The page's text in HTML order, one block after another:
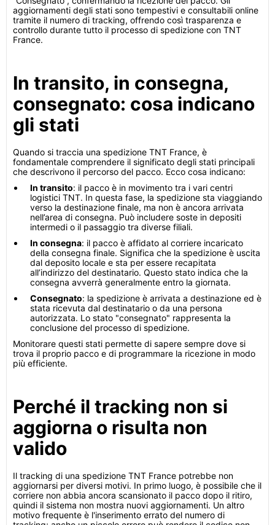
aggiornamenti degli stati sono tempestivi e consultabili online
tramite il numero di tracking, offrendo così trasparenza e
controllo durante tutto il processo di spedizione con TNT
France.
In transito, in consegna,
consegnato: cosa indicano
gli stati
Quando si traccia una spedizione TNT France, è
fondamentale comprendere il significato degli stati principali
che descrivono il percorso del pacco. Ecco cosa indicano:
In transito: il pacco è in movimento tra i vari centri
logistici TNT. In questa fase, la spedizione sta viaggiando
verso la destinazione finale, ma non è ancora arrivata
nell’area di consegna. Può includere soste in depositi
intermedi o il passaggio tra diverse filiali.
In consegna: il pacco è affidato al corriere incaricato
della consegna finale. Significa che la spedizione è uscita
dal deposito locale e sta per essere recapitata
all’indirizzo del destinatario. Questo stato indica che la
consegna avverrà generalmente entro la giornata.
Consegnato: la spedizione è arrivata a destinazione ed è
stata ricevuta dal destinatario o da una persona
autorizzata. Lo stato "consegnato" rappresenta la
conclusione del processo di spedizione.
Monitorare questi stati permette di sapere sempre dove si
trova il proprio pacco e di programmare la ricezione in modo
più efficiente.
Perché il tracking non si
aggiorna o risulta non
valido
Il tracking di una spedizione TNT France potrebbe non
aggiornarsi per diversi motivi. In primo luogo, è possibile che il
corriere non abbia ancora scansionato il pacco dopo il ritiro,
quindi il sistema non mostra nuovi aggiornamenti. Un altro
motivo frequente è l'inserimento errato del numero di